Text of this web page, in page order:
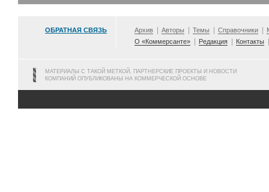
ОБРАТНАЯ СВЯЗЬ Архив Авторы Темы Справочники
О «Коммерсанте»
Редакция Контакты
МАТЕРИАЛЫ С ТАКОЙ МЕТКОЙ, ПАРТНЕРСКИЕ ПРОЕКТЫ И НОВОСТИ
КОМПАНИЙ ОПУБЛИКОВАНЫ НА КОММЕРЧЕСКОЙ ОСНОВЕ